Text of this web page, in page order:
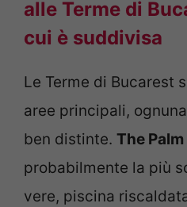
alle Terme di
cui è suddivisa
Le Terme di Bucarest
aree principali,
ben distinte. The Palm
probabilmente la più
vere, piscina